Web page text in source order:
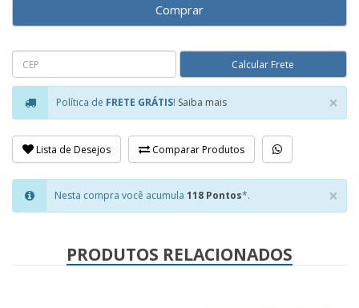
Comprar
×
Política de FRETE GRÁTIS! Saiba mais
Lista de Desejos Comparar Produtos
×
Nesta compra você acumula 118 Pontos*.
PRODUTOS RELACIONADOS